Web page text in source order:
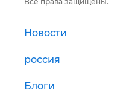
Новости
россия
Блоги